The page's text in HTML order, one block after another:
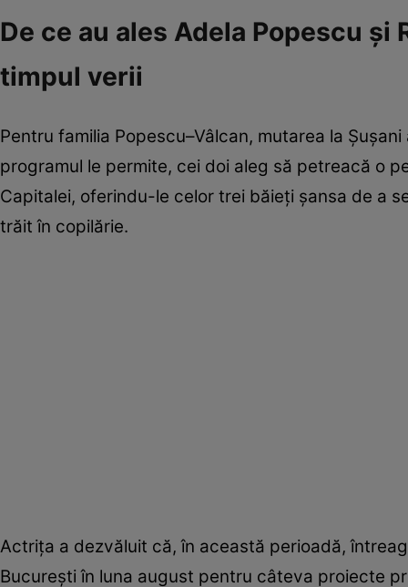
De ce au ales Adela Popescu
timpul verii
Pentru familia Popescu–Vâlcan, mutarea la
programul le permite, cei doi aleg să petreacă o
Capitalei, oferindu-le celor trei băieți șansa de a
trăit în copilărie.
Actrița a dezvăluit că, în această perioadă,
București în luna august pentru câteva proiecte